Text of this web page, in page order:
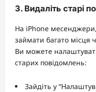
3. Видаліть старі
На iPhone
займати багато місця
Ви можете
старих повідомлень:
Зайдіть у